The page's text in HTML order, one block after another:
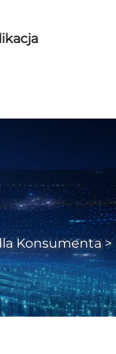
Konsumenta>